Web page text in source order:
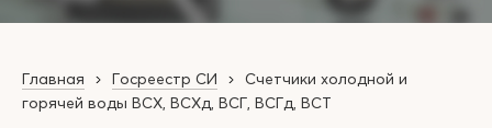
Главная Госреестр СИ
Счетчики холодной и
горячей воды ВСХ, ВСХд, ВСГ, ВСГд, ВСТ